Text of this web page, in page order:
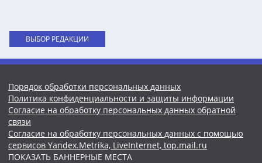
ВЫБОР РЕДАКЦИИ
Порядок обработки персональных данных
Политика конфиденциальности и защиты информации
Согласие на обработку персональных данных обратной
связи
Согласие на обработку персональных данных с помощью
сервисов Yandex.Metrika, LiveInternet, top.mail.ru
ПОКАЗАТЬ БАННЕРНЫЕ МЕСТА